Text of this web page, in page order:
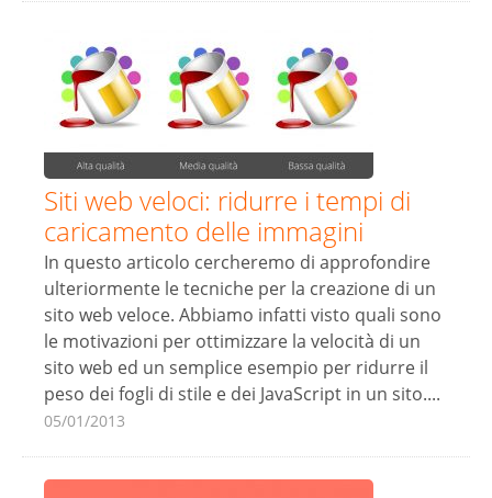
Siti web veloci: ridurre i tempi di
caricamento delle immagini
In questo articolo cercheremo di approfondire
ulteriormente le tecniche per la creazione di un
sito web veloce. Abbiamo infatti visto quali sono
le motivazioni per ottimizzare la velocità di un
sito web ed un semplice esempio per ridurre il
peso dei fogli di stile e dei JavaScript in un sito....
05/01/2013